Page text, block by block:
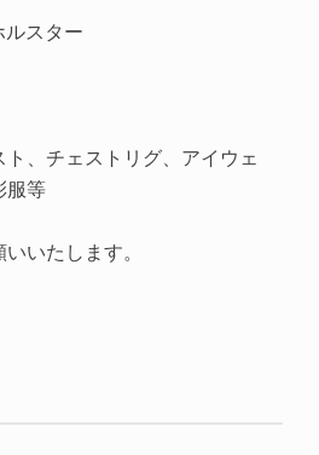
スター
、チェストリグ、アイウェ
服等
いたします。